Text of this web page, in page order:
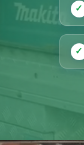
✓
✓